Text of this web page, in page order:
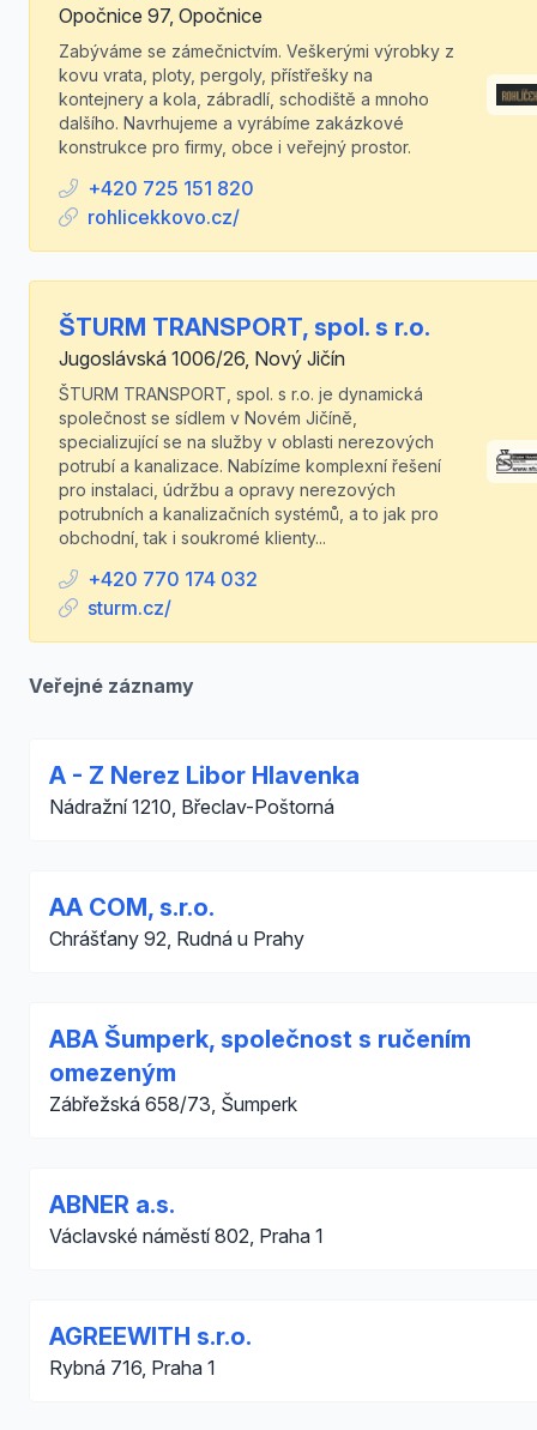
Opočnice 97, Opočnice
Zabýváme se zámečnictvím. Veškerými výrobky z
kovu vrata, ploty, pergoly, přístřešky na
kontejnery a kola, zábradlí, schodiště a mnoho
dalšího. Navrhujeme a vyrábíme zakázkové
konstrukce pro firmy, obce i veřejný prostor.
+420 725 151 820
rohlicekkovo.cz/
ŠTURM TRANSPORT, spol. s r.o.
Jugoslávská 1006/26, Nový Jičín
ŠTURM TRANSPORT, spol. s r.o. je dynamická
společnost se sídlem v Novém Jičíně,
specializující se na služby v oblasti nerezových
potrubí a kanalizace. Nabízíme komplexní řešení
pro instalaci, údržbu a opravy nerezových
potrubních a kanalizačních systémů, a to jak pro
obchodní, tak i soukromé klienty...
+420 770 174 032
sturm.cz/
Veřejné záznamy
A - Z Nerez Libor Hlavenka
Nádražní 1210, Břeclav-Poštorná
AA COM, s.r.o.
Chrášťany 92, Rudná u Prahy
ABA Šumperk, společnost s ručením
omezeným
Zábřežská 658/73, Šumperk
ABNER a.s.
Václavské náměstí 802, Praha 1
AGREEWITH s.r.o.
Rybná 716, Praha 1